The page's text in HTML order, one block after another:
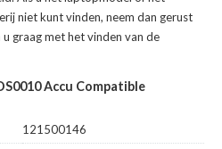
niet kunt vinden, neem dan gerust
graag met het vinden van de
Accu Compatible
121500146